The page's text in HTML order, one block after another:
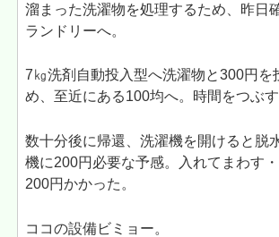
溜まった洗濯物を処理するため、昨日
ランドリーへ。
7㎏洗剤自動投入型へ洗濯物と300円を
め、至近にある100均へ。時間をつぶす
数十分後に帰還、洗濯機を開けると脱
機に200円必要な予感。入れてまわす
200円かかった。
ココの設備ビミョー。